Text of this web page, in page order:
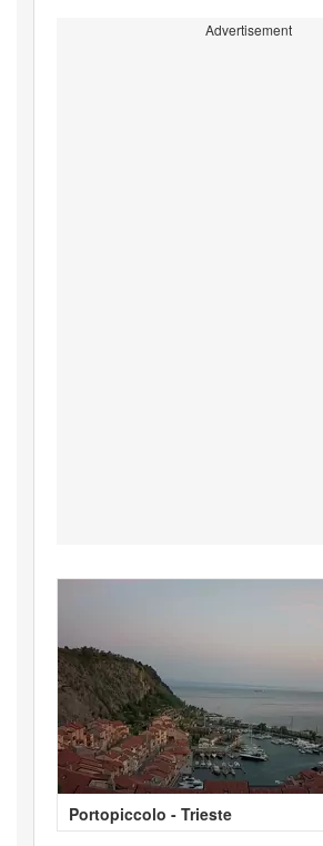
Advertisement
Portopiccolo - Trieste